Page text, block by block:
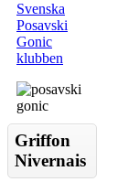
Svenska
Posavski
Gonic
klubben
Griffon
Nivernais